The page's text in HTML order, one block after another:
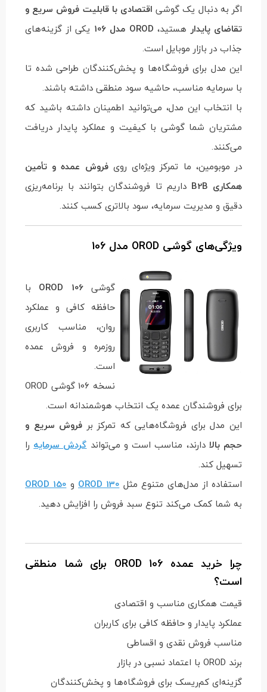
اگر به دنبال یک گوشی اقتصادی با قابلیت فروش سریع و
تقاضای پایدار هستید، OROD مدل 106
یکی از گزینه‌های
جذاب در بازار موبایل است.
این مدل برای فروشگاه‌ها و پخش‌کنندگان طراحی شده تا
با سرمایه مناسب، حاشیه سود منطقی داشته باشند.
با انتخاب این مدل، می‌توانید اطمینان داشته باشید که
مشتریان شما گوشی با کیفیت و عملکرد پایدار دریافت
می‌کنند.
در موبومین، ما تمرکز ویژه‌ای رویفروش عمده و تأمین
همکاری B2B
داریم تا فروشندگان بتوانند با برنامه‌ریزی
دقیق و مدیریت سرمایه، سود بالاتری کسب کنند.
ویژگی‌های گوشی OROD مدل 106
گوشیOROD 106 با
حافظه کافی و عملکرد
روان، مناسب کاربری
روزمره و فروش عمده
است.
نسخه 106 گوشی OROD
برای فروشندگان عمده یک انتخاب هوشمندانه است.
این مدل برای فروشگاه‌هایی که تمرکز بر فروش سریع و
حجم بالا دارند، مناسب است و می‌تواندگردش سرمایهرا
تسهیل کند.
استفاده از مدل‌های متنوع مثلOROD 130وOROD 150
به شما کمک می‌کند تنوع سبد فروش را افزایش دهید.
چرا خرید عمده OROD 106 برای شما منطقی
است؟
قیمت همکاری مناسب و اقتصادی
عملکرد پایدار و حافظه کافی برای کاربران
مناسب فروش نقدی و اقساطی
برند OROD با اعتماد نسبی در بازار
گزینه‌ای کم‌ریسک برای فروشگاه‌ها و پخش‌کنندگان